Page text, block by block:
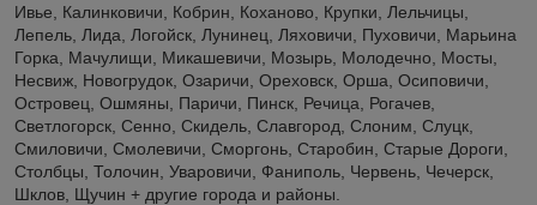
Ивье, Калинковичи, Кобрин, Коханово, Крупки, Лельчицы,
Лепель, Лида, Логойск, Лунинец, Ляховичи, Пуховичи, Марьина
Горка, Мачулищи, Микашевичи, Мозырь, Молодечно, Мосты,
Несвиж, Новогрудок, Озаричи, Ореховск, Орша, Осиповичи,
Островец, Ошмяны, Паричи, Пинск, Речица, Рогачев,
Светлогорск, Сенно, Скидель, Славгород, Слоним, Слуцк,
Смиловичи, Смолевичи, Сморгонь, Старобин, Старые Дороги,
Столбцы, Толочин, Уваровичи, Фаниполь, Червень, Чечерск,
Шклов, Щучин + другие города и районы.